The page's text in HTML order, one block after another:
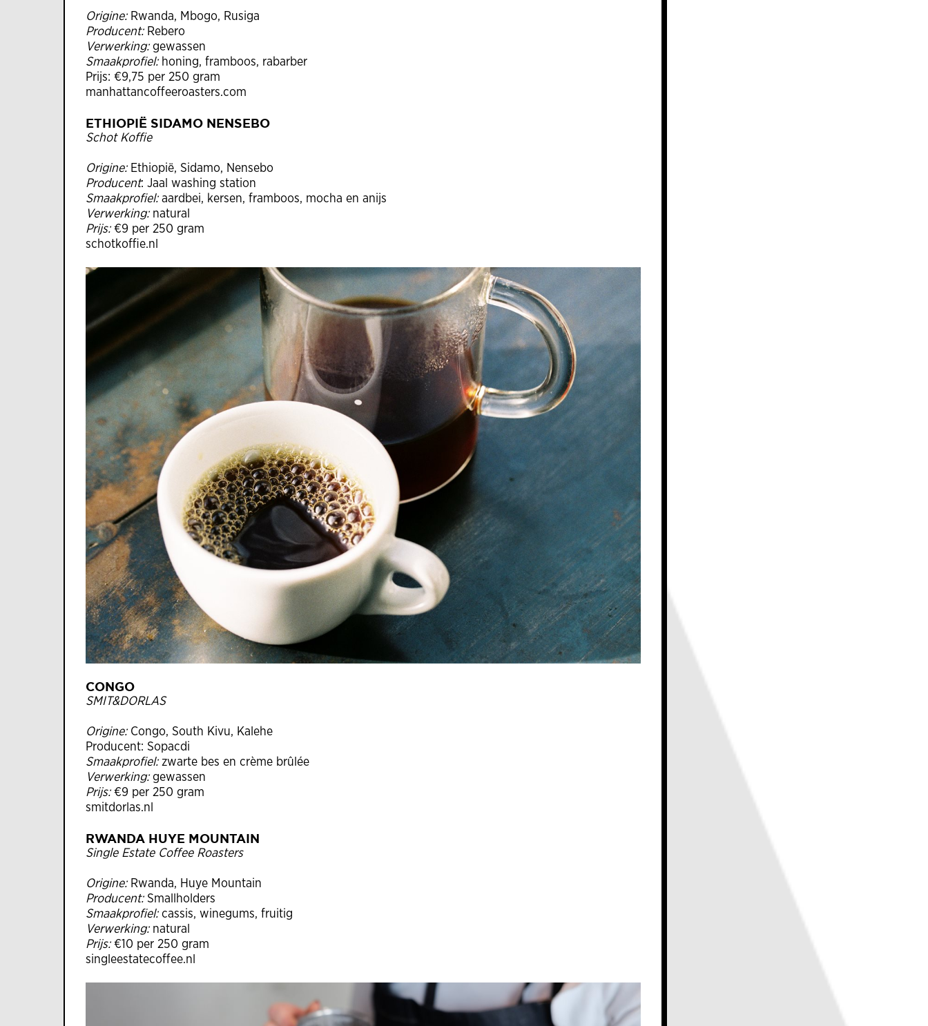
Origine: Rwanda, Mbogo, Rusiga
Producent: Rebero
Verwerking:gewassen
Smaakprofiel:honing, framboos, rabarber
Prijs: €9,75 per 250 gram
manhattancoffeeroasters.com
ETHIOPIË SIDAMO NENSEBO
Schot Koffie
Origine:Ethiopië, Sidamo, Nensebo
Producent: Jaal washing station
Smaakprofiel:aardbei, kersen, framboos, mocha en anijs
Verwerking:natural
Prijs:€9 per 250 gram
schotkoffie.nl
CONGO
SMIT&DORLAS
Origine:Congo, South Kivu, Kalehe
Producent: Sopacdi
Smaakprofiel: zwarte bes en crème brûlée
Verwerking:gewassen
Prijs: €9 per 250 gram
smitdorlas.nl
RWANDA HUYE MOUNTAIN
Single Estate Coffee Roasters
Origine: Rwanda, Huye Mountain
Producent: Smallholders
Smaakprofiel:cassis, winegums, fruitig
Verwerking:natural
Prijs:€10 per 250 gram
singleestatecoffee.nl​